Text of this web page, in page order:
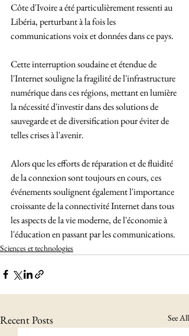
Côte d'Ivoire a été particulièrement ressenti au
Libéria, perturbant à la fois les
communications voix et données dans ce pays.
Cette interruption soudaine et étendue de
l'Internet souligne la fragilité de l'infrastructure
numérique dans ces régions, mettant en lumière
la nécessité d'investir dans des solutions de
sauvegarde et de diversification pour éviter de
telles crises à l'avenir.
Alors que les efforts de réparation et de fluidité
de la connexion sont toujours en cours, ces
événements soulignent également l'importance
croissante de la connectivité Internet dans tous
les aspects de la vie moderne, de l'économie à
l'éducation en passant par les communications.
Sciences et technologies
Recent Posts See All